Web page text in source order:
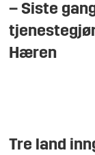
– Siste
Hæren
Tre land